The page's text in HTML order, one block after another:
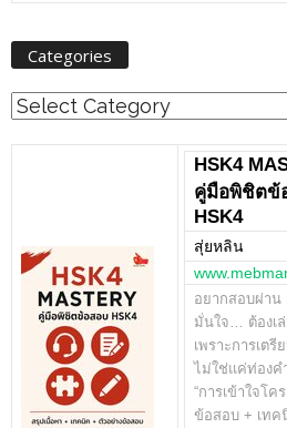
Categories
Categories
HSK4
คู่มือพิชิตข้
HSK4
สุ่ยหลิน
อยากสอบผ่าน
มั่นใจ… ต้องเ
เพราะการเตรี
ไม่ใช่แค่ท่อง
“การเข้าใจโค
ข้อสอบ + เทค